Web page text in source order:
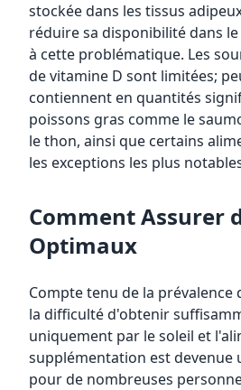
stockée dans les tissus
réduire sa disponibilité dans
à cette problématique. Les
de vitamine D sont limitées;
contiennent en quantités
poissons gras comme le
le thon, ainsi que certains
les exceptions les plus
Comment Assurer
Optimaux
Compte tenu de la prévalence
la difficulté d'obtenir
uniquement par le soleil et
supplémentation est devenue
pour de nombreuses